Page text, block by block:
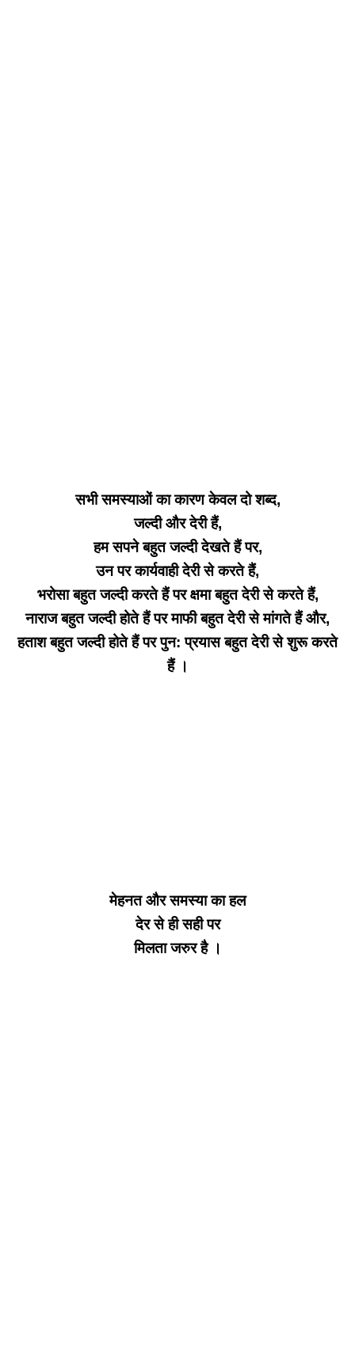
सभी समस्याओं का कारण केवल दो शब्द,
जल्दी और देरी हैं,
हम सपने बहुत जल्दी देखते हैं पर,
उन पर कार्यवाही देरी से करते हैं,
भरोसा बहुत जल्दी करते हैं पर क्षमा बहुत देरी से करते हैं,
नाराज बहुत जल्दी होते हैं पर माफी बहुत देरी से मांगते हैंऔर,
हताश बहुत जल्दी होते हैं पर पुन: प्रयास बहुत देरी से शुरू करते
हैं ।
मेहनत और समस्या का हल
देर से ही सही पर
मिलता जरुर है ।